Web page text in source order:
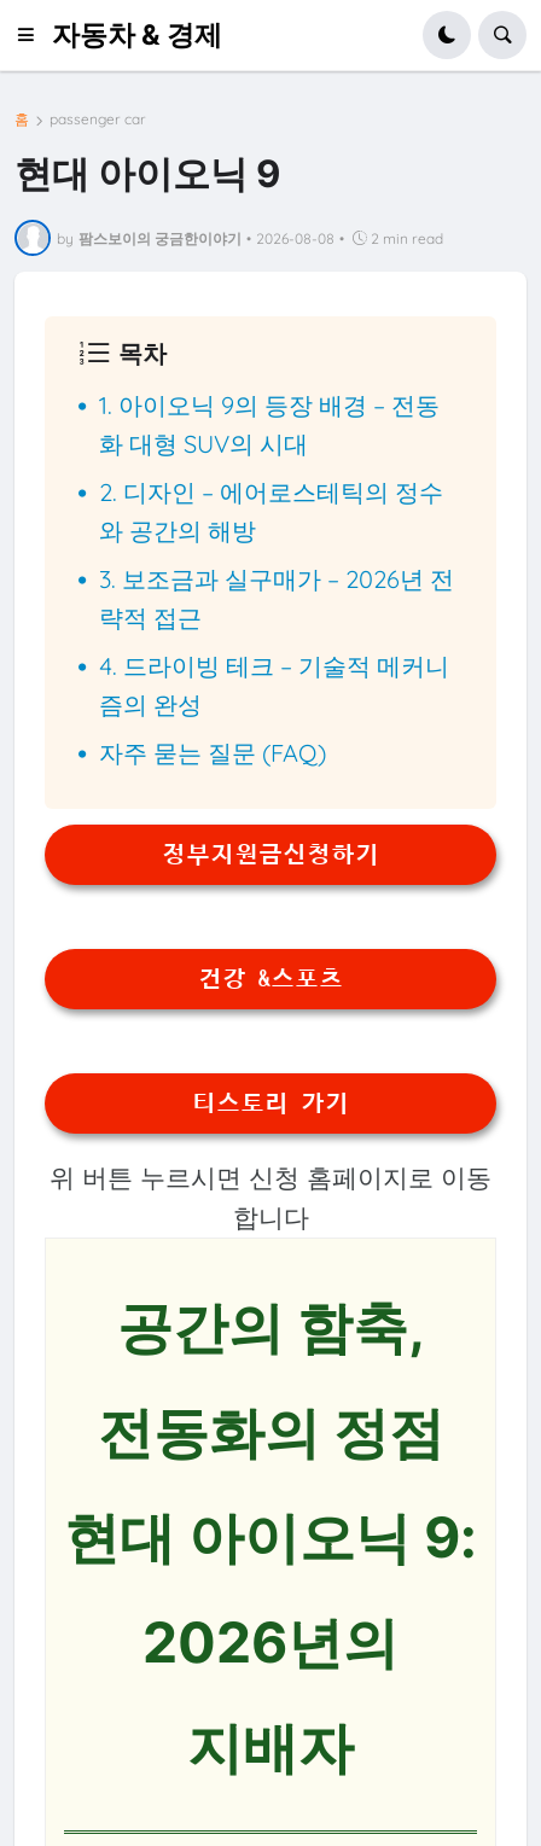
자동차 & 경제
홈 passenger car
현대 아이오닉 9
by 팜스보이의 궁금한이야기 • 2026-08-08 • 2 min read
목차
1. 아이오닉 9의 등장 배경 – 전동
화 대형 SUV의 시대
2. 디자인 – 에어로스테틱의 정수
와 공간의 해방
3. 보조금과 실구매가 – 2026년 전
략적 접근
4. 드라이빙 테크 – 기술적 메커니
즘의 완성
자주 묻는 질문 (FAQ)
정부지원금신청하기
건강 &스포츠
티스토리 가기
위 버튼 누르시면 신청 홈페이지로 이동
합니다
공간의 함축,
전동화의 정점
현대 아이오닉 9:
2026년의
지배자